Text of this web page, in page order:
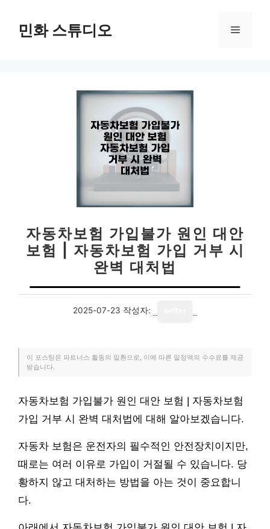
민화 스튜디오 메
자동차보험 가입불가 원인 대안
보험 | 자동차보험 가입 거부 시
완벽 대처법
2025-07-23 작성자:
이 포스팅은 파트너스 활동의 일환으로, 이에 따른 일정액의 수수료를 제공
받습니다.
자동차보험 가입불가 원인 대안 보험 | 자동차보험
가입 거부 시 완벽 대처법에 대해 알아보겠습니다.
자동차 보험은 운전자의 필수적인 안전장치이지만,
때로는 여러 이유로 가입이 거절될 수 있습니다. 당
황하지 않고 대처하는 방법을 아는 것이 중요합니
다.